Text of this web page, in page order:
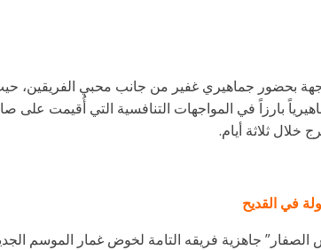
بحضور جماهيري غفير من جانب محبي الفريقين،
بارزاً في المواجهات التنافسية التي أُقيمت على
في القديح
الصفار” جاهزية فريقه التامة لخوض غمار الموسم